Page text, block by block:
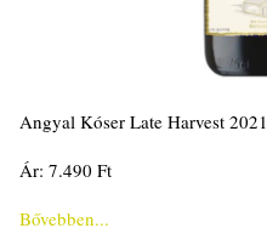
Angyal Kóser Late Harvest 2021
Ár: 7.490 Ft
Bővebben...